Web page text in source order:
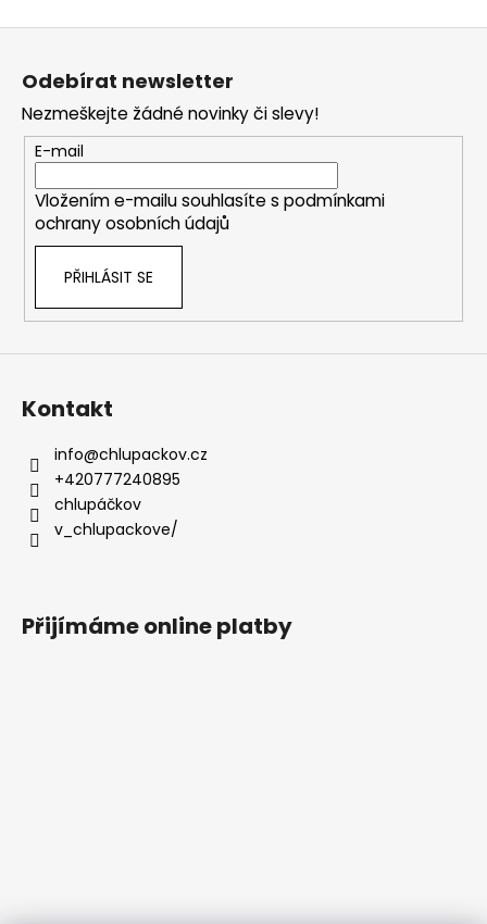
Z
Odebírat newsletter
Nezmeškejte žádné novinky či slevy!
E-mail
Vložením e-mailu souhlasíte s podmínkami
ochrany osobních údajů
PŘIHLÁSIT SE
Kontakt
info@chlupackov.cz
+420777240895
chlupáčkov
v_chlupackove/
Přijímáme online platby